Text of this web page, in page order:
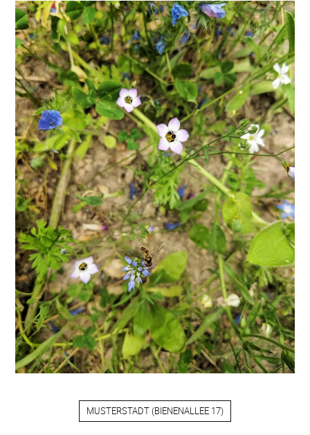
MUSTERSTADT (BIENENALLEE 17)